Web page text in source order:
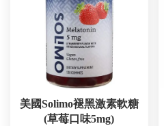
美國Solimo褪黑激素軟糖
(草莓口味5mg)